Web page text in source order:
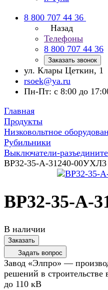
8 800 707 44 36
Назад
Телефоны
8 800 707 44 36
Заказать звонок
ул. Клары Цеткин, 1
rsoek@ya.ru
Пн-Пт: с 8:00 до
Главная
Продукты
Низковольтное
Рубильники
Выключатели-
ВР32-35-А-31240-00УХЛ3
ВР32-35-А-
В наличии
Заказать
Задать вопрос
Завод «Элпро» —
решений в строительстве
до 110 кВ